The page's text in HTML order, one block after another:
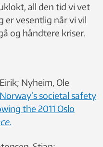
all den tid vi vet
er vesentlig når vi vil
og håndtere kriser.
Nyheim, Ole
societal safety
the 2011 Oslo